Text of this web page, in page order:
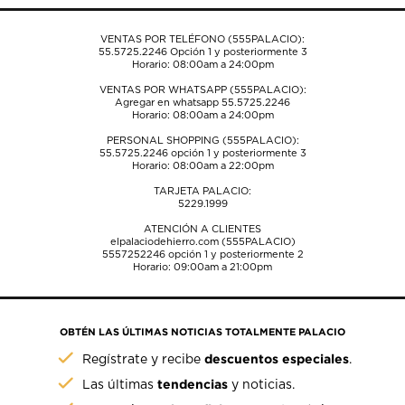
de
de
de
de
de
VENTAS POR TELÉFONO (555PALACIO):
55.5725.2246Opción 1 y posteriormente 3
Horario: 08:00am a 24:00pm
VENTAS POR WHATSAPP (555PALACIO):
Agregar en whatsapp 55.5725.2246
Horario: 08:00am a 24:00pm
PERSONAL SHOPPING (555PALACIO):
55.5725.2246opción 1 y posteriormente 3
Horario: 08:00am a 22:00pm
TARJETA PALACIO:
5229.1999
ATENCIÓN A CLIENTES
elpalaciodehierro.com (555PALACIO)
5557252246opción 1 y posteriormente 2
Horario: 09:00am a 21:00pm
OBTÉN LAS ÚLTIMAS NOTICIAS TOTALMENTE PALACIO
Regístrate y recibedescuentos especiales.
Las últimastendencias y noticias.